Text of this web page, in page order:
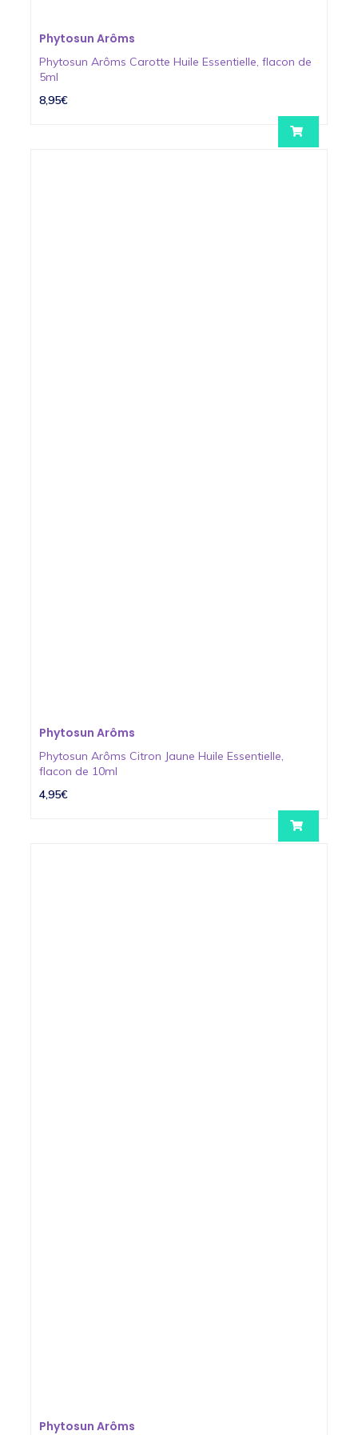
Phytosun Arôms
Phytosun Arôms Carotte Huile Essentielle, flacon de
5ml
8,95€
Phytosun Arôms
Phytosun Arôms Citron Jaune Huile Essentielle,
flacon de 10ml
4,95€
Phytosun Arôms